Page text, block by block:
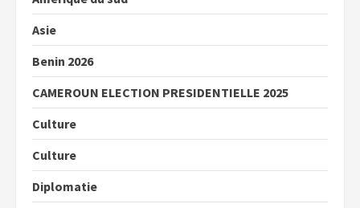
Asie
Benin 2026
CAMEROUN ELECTION PRESIDENTIELLE 2025
Culture
Culture
Diplomatie